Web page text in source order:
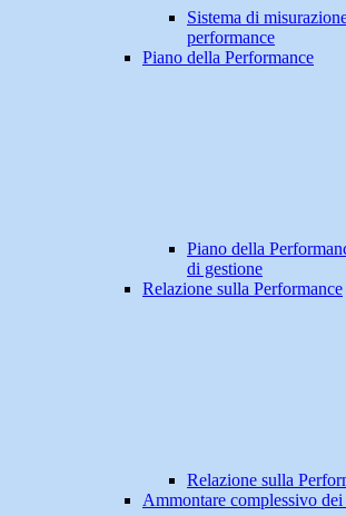
Sistema di
performance
Piano della Performance
Piano della
di gestione
Relazione sulla Performance
Relazione sulla
Ammontare complessivo dei